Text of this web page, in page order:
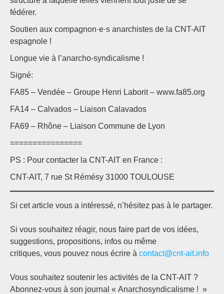
fédérer.
Soutien aux compagnon·e·s anarchistes de la CNT-AIT
espagnole !
Longue vie à l’anarcho-syndicalisme !
Signé:
FA85 – Vendée – Groupe Henri Laborit – www.fa85.org
FA14 – Calvados – Liaison Calavados
FA69 – Rhône – Liaison Commune de Lyon
================
PS : Pour contacter la CNT-AIT en France :
CNT-AIT, 7 rue St Rémésy 31000 TOULOUSE
Si cet article vous a intéressé, n’hésitez pas à le partager.
Si vous souhaitez réagir, nous faire part de vos idées,
suggestions, propositions, infos ou même
critiques, vous pouvez nous écrire à contact@cnt-ait.info
Vous souhaitez soutenir les activités de la CNT-AIT ?
Abonnez-vous à son journal « Anarchosyndicalisme ! »